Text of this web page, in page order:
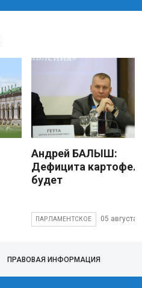
Андрей БАЛЫШ:
Дефицита
будет
ПАРЛАМЕНТСКОЕ 05 августа
ПРАВОВАЯ ИНФОРМАЦИЯ